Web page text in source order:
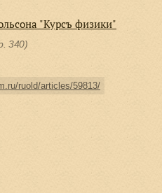
"Курсъ физики"
340)
ruold/articles/59813/